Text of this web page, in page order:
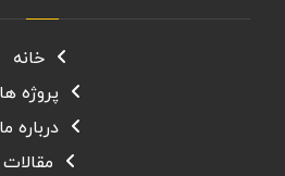
خانه
پروژه ها
درباره ما
مقالات